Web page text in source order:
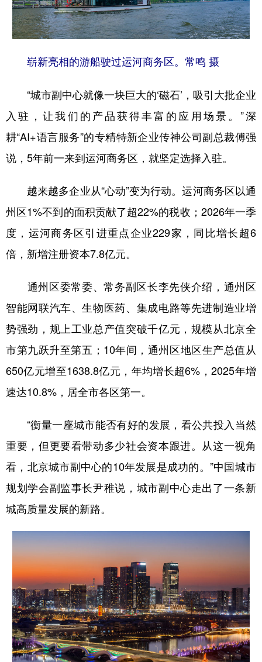
崭新亮相的游船驶过运河商务区。常鸣 摄
“城市副中心就像一块巨大的‘磁石’，吸引大批企业
入驻，让我们的产品获得丰富的应用场景。”深
耕“AI+语言服务”的专精特新企业传神公司副总裁傅强
说，5年前一来到运河商务区，就坚定选择入驻。
越来越多企业从“心动”变为行动。运河商务区以通
州区1%不到的面积贡献了超22%的税收；2026年一季
度，运河商务区引进重点企业229家，同比增长超6
倍，新增注册资本7.8亿元。
通州区委常委、常务副区长李先侠介绍，通州区
智能网联汽车、生物医药、集成电路等先进制造业增
势强劲，规上工业总产值突破千亿元，规模从北京全
市第九跃升至第五；10年间，通州区地区生产总值从
650亿元增至1638.8亿元，年均增长超6%，2025年增
速达10.8%，居全市各区第一。
“衡量一座城市能否有好的发展，看公共投入当然
重要，但更要看带动多少社会资本跟进。从这一视角
看，北京城市副中心的10年发展是成功的。”中国城市
规划学会副监事长尹稚说，城市副中心走出了一条新
城高质量发展的新路。